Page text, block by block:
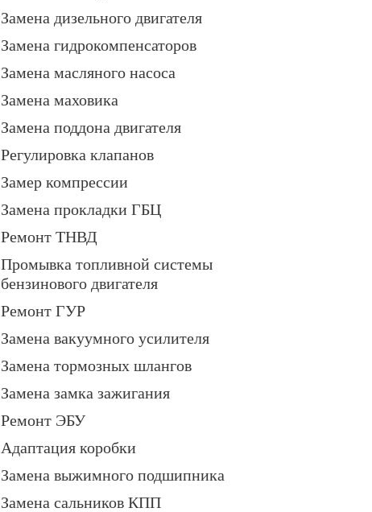
Замена дизельного двигателя
Замена гидрокомпенсаторов
Замена масляного насоса
Замена маховика
Замена поддона двигателя
Регулировка клапанов
Замер компрессии
Замена прокладки ГБЦ
Ремонт ТНВД
Промывка топливной системы
бензинового двигателя
Ремонт ГУР
Замена вакуумного усилителя
Замена тормозных шлангов
Замена замка зажигания
Ремонт ЭБУ
Адаптация коробки
Замена выжимного подшипника
Замена сальников КПП